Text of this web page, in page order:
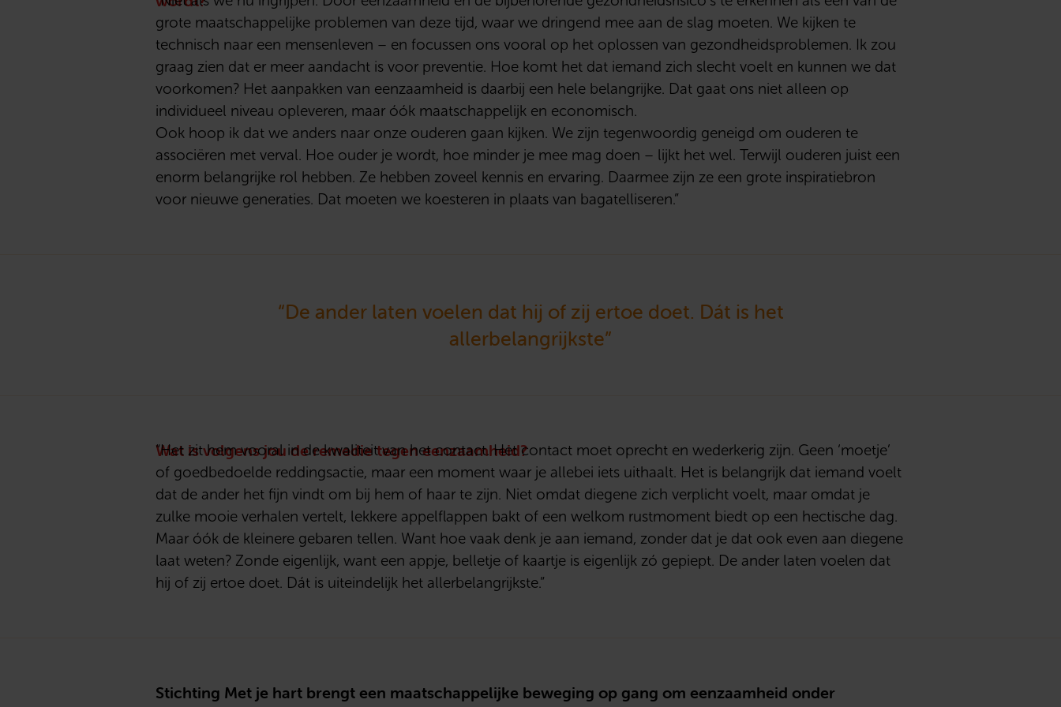
grote maatschappelijke problemen van deze tijd, waar we dringend mee aan de slag moeten. We kijken te
technisch naar een mensenleven – en focussen ons vooral op het oplossen van gezondheidsproblemen. Ik zou
graag zien dat er meer aandacht is voor preventie. Hoe komt het dat iemand zich slecht voelt en kunnen we dat
voorkomen? Het aanpakken van eenzaamheid is daarbij een hele belangrijke. Dat gaat ons niet alleen op
individueel niveau opleveren, maar óók maatschappelijk en economisch.
Ook hoop ik dat we anders naar onze ouderen gaan kijken. We zijn tegenwoordig geneigd om ouderen te
associëren met verval. Hoe ouder je wordt, hoe minder je mee mag doen – lijkt het wel. Terwijl ouderen juist een
enorm belangrijke rol hebben. Ze hebben zoveel kennis en ervaring. Daarmee zijn ze een grote inspiratiebron
voor nieuwe generaties. Dat moeten we koesteren in plaats van bagatelliseren.”
“De ander laten voelen dat hij of zij ertoe doet. Dát is het
allerbelangrijkste”
Wat is volgens jou de remedie tegen eenzaamheid?
“Het zit hem vooral in de kwaliteit van het contact. Het contact moet oprecht en wederkerig zijn. Geen ‘moetje’
of goedbedoelde reddingsactie, maar een moment waar je allebei iets uithaalt. Het is belangrijk dat iemand voelt
dat de ander het fijn vindt om bij hem of haar te zijn. Niet omdat diegene zich verplicht voelt, maar omdat je
zulke mooie verhalen vertelt, lekkere appelflappen bakt of een welkom rustmoment biedt op een hectische dag.
Maar óók de kleinere gebaren tellen. Want hoe vaak denk je aan iemand, zonder dat je dat ook even aan diegene
laat weten? Zonde eigenlijk, want een appje, belletje of kaartje is eigenlijk zó gepiept. De ander laten voelen dat
hij of zij ertoe doet. Dát is uiteindelijk het allerbelangrijkste.”
Stichting Met je hart brengt een maatschappelijke beweging op gang om eenzaamheid onder